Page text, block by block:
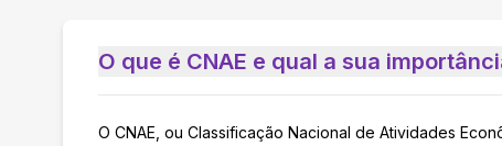
O que é CNAE e qual a sua
O CNAE, ou Classificação Nacional de Atividades